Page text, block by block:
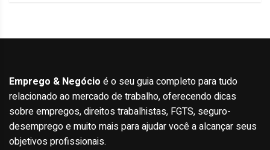
Emprego & Negócio é o seu guia completo para tudo
relacionado ao mercado de trabalho, oferecendo dicas
sobre empregos, direitos trabalhistas, FGTS, seguro-
desemprego e muito mais para ajudar você a alcançar seus
objetivos profissionais.